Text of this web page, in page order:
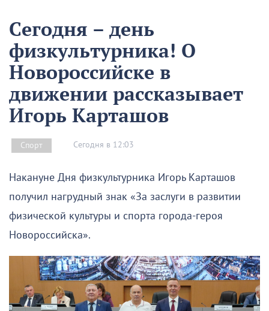
Сегодня – день
физкультурника! О
Новороссийске в
движении рассказывает
Игорь Карташов
Спорт Сегодня в 12:03
Накануне Дня физкультурника Игорь Карташов
получил нагрудный знак «За заслуги в развитии
физической культуры и спорта города-героя
Новороссийска».